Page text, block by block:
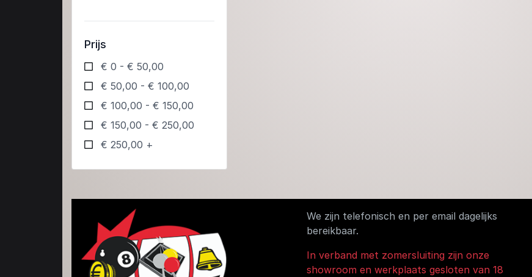
Prijs
€ 0 - € 50,00
€ 50,00 - € 100,00
€ 100,00 - € 150,00
€ 150,00 - € 250,00
€ 250,00 +
We zijn telefonisch en per email dagelijks
bereikbaar.
In verband met zomersluiting zijn onze
showroom en werkplaats gesloten van 18